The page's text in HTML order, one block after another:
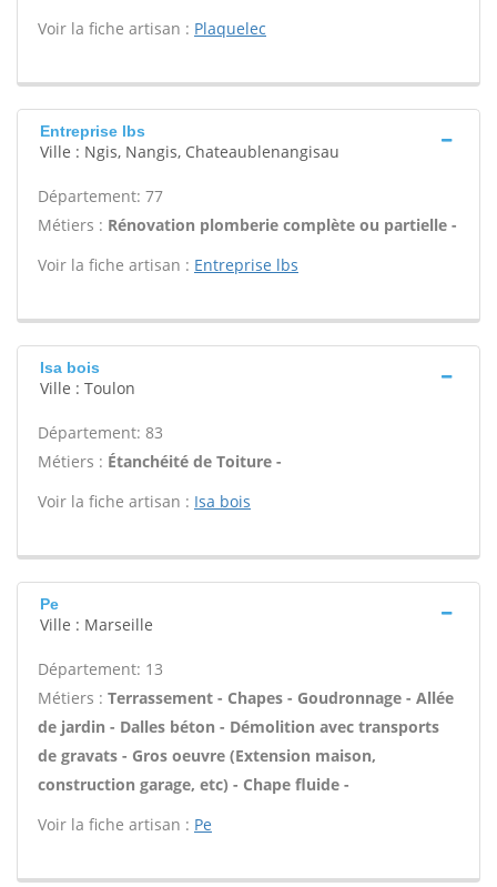
Voir la fiche artisan : Plaquelec
Entreprise lbs
Ville : Ngis, Nangis, Chateaublenangisau
Département: 77
Métiers : Rénovation plomberie complète ou partielle -
Voir la fiche artisan : Entreprise lbs
Isa bois
Ville : Toulon
Département: 83
Métiers : Étanchéité de Toiture -
Voir la fiche artisan : Isa bois
Pe
Ville : Marseille
Département: 13
Métiers : Terrassement - Chapes - Goudronnage - Allée
de jardin - Dalles béton - Démolition avec transports
de gravats - Gros oeuvre (Extension maison,
construction garage, etc) - Chape fluide -
Voir la fiche artisan : Pe